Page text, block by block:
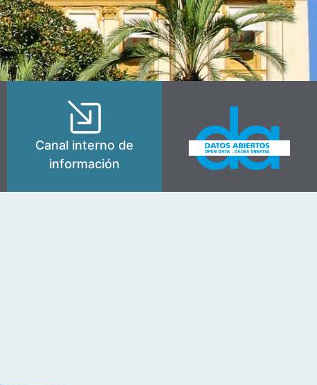
Canal interno de
información